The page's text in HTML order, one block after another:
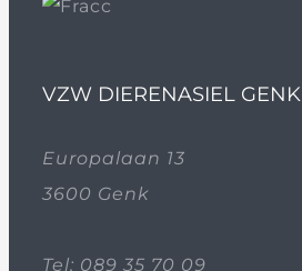
VZW DIERENASIEL GENK
Europalaan 13
3600 Genk
Tel: 089 35 70 09